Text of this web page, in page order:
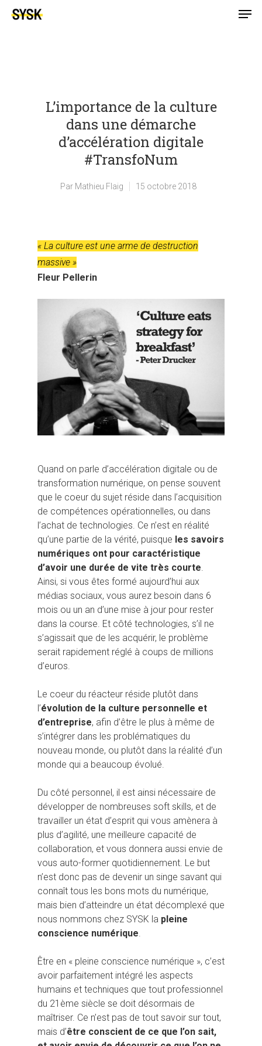
Hit enter to search or ESC to close
L’importance de la culture
dans une démarche
d’accélération digitale
#TransfoNum
Par Mathieu Flaig 15 octobre 2018
« La culture est une arme de destruction
massive »
Fleur Pellerin
Quand on parle d’accélération digitale ou de
transformation numérique, on pense souvent
que le coeur du sujet réside dans l’acquisition
de compétences opérationnelles, ou dans
l’achat de technologies. Ce n’est en réalité
qu’une partie de la vérité, puisque les savoirs
numériques ont pour caractéristique
d’avoir une durée de vite très courte.
Ainsi, si vous êtes formé aujourd’hui aux
médias sociaux, vous aurez besoin dans 6
mois ou un an d’une mise à jour pour rester
dans la course. Et côté technologies, s’il ne
s’agissait que de les acquérir, le problème
serait rapidement réglé à coups de millions
d’euros.
Le coeur du réacteur réside plutôt dans
l’évolution de la culture personnelle et
d’entreprise, afin d’être le plus à même de
s’intégrer dans les problématiques du
nouveau monde, ou plutôt dans la réalité d’un
monde qui a beaucoup évolué.
Du côté personnel, il est ainsi nécessaire de
développer de nombreuses soft skills, et de
travailler un état d’esprit qui vous amènera à
plus d’agilité, une meilleure capacité de
collaboration, et vous donnera aussi envie de
vous auto-former quotidiennement. Le but
n’est donc pas de devenir un singe savant qui
connaît tous les bons mots du numérique,
mais bien d’atteindre un état décomplexé que
nous nommons chez SYSK la pleine
conscience numérique.
Être en « pleine conscience numérique », c’est
avoir parfaitement intégré les aspects
humains et techniques que tout professionnel
du 21ème siècle se doit désormais de
maîtriser. Ce n’est pas de tout savoir sur tout,
mais d’être conscient de ce que l’on sait,